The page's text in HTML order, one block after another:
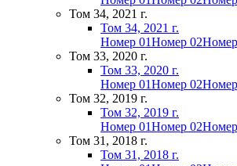
Том 34, 2021 г.
Том 34, 2021 г.
Номер 01Номер 02
Том 33, 2020 г.
Том 33, 2020 г.
Номер 01Номер 02
Том 32, 2019 г.
Том 32, 2019 г.
Номер 01Номер 02
Том 31, 2018 г.
Том 31, 2018 г.